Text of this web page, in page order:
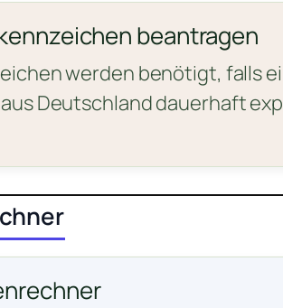
beantragen
werden benötigt, falls
Deutschland dauerhaft